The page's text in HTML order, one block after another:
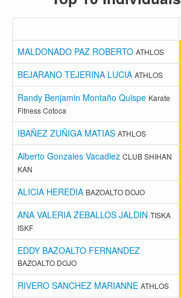
MALDONADO PAZ ROBERTO ATHLOS
BEJARANO TEJERINA LUCIA ATHLOS
Randy Benjamin Montaño Quispe Karate
Fitness Cotoca
IBAÑEZ ZUÑIGA MATIAS ATHLOS
Alberto Gonzales Vacadiez CLUB SHIHAN
KAN
ALICIA HEREDIA BAZOALTO DOJO
ANA VALERIA ZEBALLOS JALDIN TISKA
ISKF
EDDY BAZOALTO FERNANDEZ
BAZOALTO DOJO
RIVERO SANCHEZ MARIANNE ATHLOS